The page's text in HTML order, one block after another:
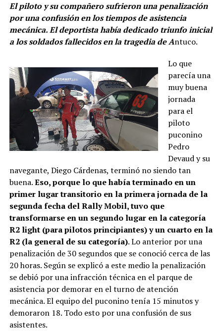
El piloto y su compañero sufrieron una penalización
por una confusión en los tiempos de asistencia
mecánica. El deportista había dedicado triunfo inicial
a los soldados fallecidos en la tragedia de Antuco.
Lo que
parecía una
muy buena
jornada
para el
piloto
puconino
Pedro
Devaud y su
navegante, Diego Cárdenas, terminó no siendo tan
buena.Eso, porque lo que había terminado en un
primer lugar transitorio en la primera jornada de la
segunda fecha del Rally Mobil, tuvo que
transformarse en un segundo lugar en la categoría
R2 light (para pilotos principiantes) y un cuarto en la
R2 (la general de su categoría). Lo anterior por una
penalización de 30 segundos que se conoció cerca de las
20 horas. Según se explicó a este medio la penalización
se debió por una infracción técnica en el parque de
asistencia por demorar en el turno de atención
mecánica. El equipo del puconino tenía 15 minutos y
demoraron 18. Todo esto por una confusión de sus
asistentes.